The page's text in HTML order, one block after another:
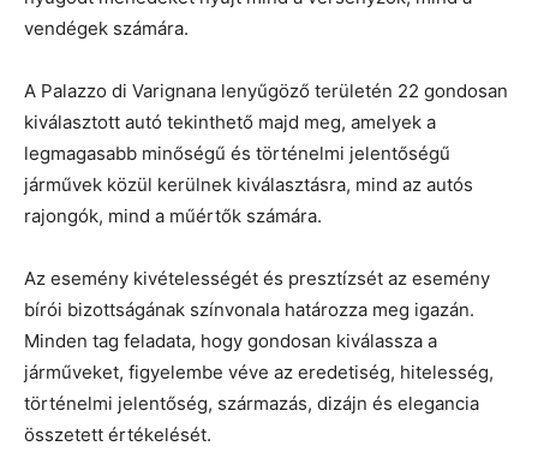
vendégek számára.
A Palazzo di Varignana lenyűgöző területén 22 gondosan
kiválasztott autó tekinthető majd meg, amelyek a
legmagasabb minőségű és történelmi jelentőségű
járművek közül kerülnek kiválasztásra, mind az autós
rajongók, mind a műértők számára.
Az esemény kivételességét és presztízsét az esemény
bírói bizottságának színvonala határozza meg igazán.
Minden tag feladata, hogy gondosan kiválassza a
járműveket, figyelembe véve az eredetiség, hitelesség,
történelmi jelentőség, származás, dizájn és elegancia
összetett értékelését.